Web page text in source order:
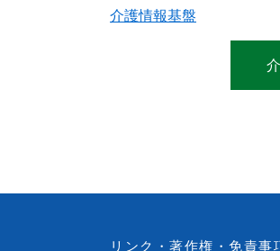
介護情報基盤
リンク・著作権・免責事